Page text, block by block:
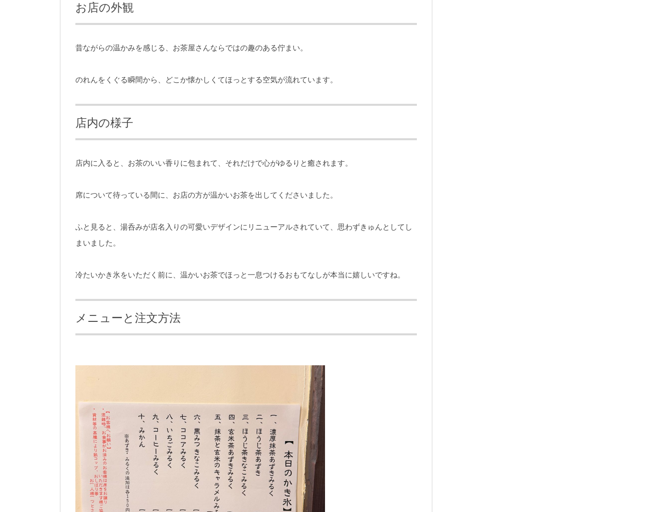
お店の外観
昔ながらの温かみを感じる、お茶屋さんならではの趣のある佇まい。
のれんをくぐる瞬間から、どこか懐かしくてほっとする空気が流れています。
店内の様子
店内に入ると、お茶のいい香りに包まれて、それだけで心がゆるりと癒されます。
席について待っている間に、お店の方が温かいお茶を出してくださいました。
ふと見ると、湯呑みが店名入りの可愛いデザインにリニューアルされていて、思わずきゅんとしてし
まいました。
冷たいかき氷をいただく前に、温かいお茶でほっと一息つけるおもてなしが本当に嬉しいですね。
メニューと注文方法